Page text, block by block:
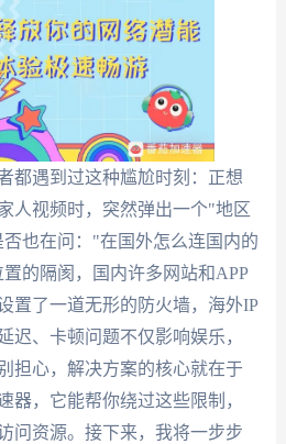
都遇到过这种尴尬时刻：正想
人视频时，突然弹出一个"地区
也在问："在国外怎么连国内的
的隔阂，国内许多网站和APP
置了一道无形的防火墙，海外IP
迟、卡顿问题不仅影响娱乐，
担心，解决方案的核心就在于
器，它能帮你绕过这些限制，
问资源。接下来，我将一步步